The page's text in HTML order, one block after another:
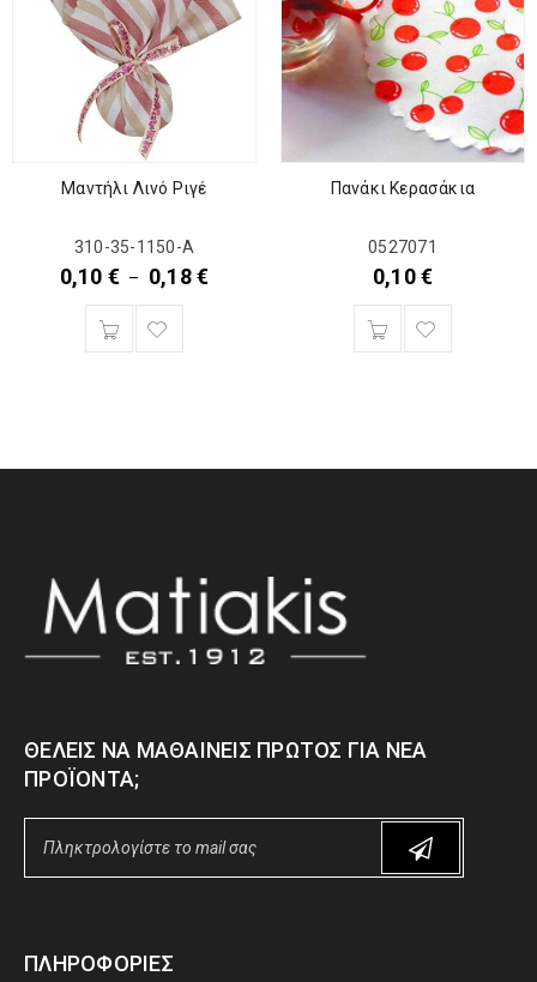
Μαντήλι Λινό Ριγέ
310-35-1150-Α
0,10 € – 0,18€
Πανάκι Κερασάκια
0527071
0,10€
ΘΈΛΕΙΣ ΝΑ ΜΑΘΑΊΝΕΙΣ ΠΡΏΤΟΣ ΓΙΑ ΝΈΑ
ΠΡΟΪΌΝΤΑ;
ΠΛΗΡΟΦΟΡΊΕΣ